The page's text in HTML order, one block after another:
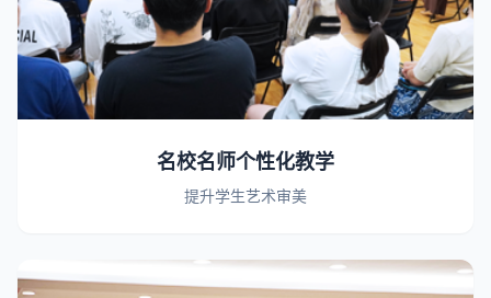
名校名师个性化教学
提升学生艺术审美